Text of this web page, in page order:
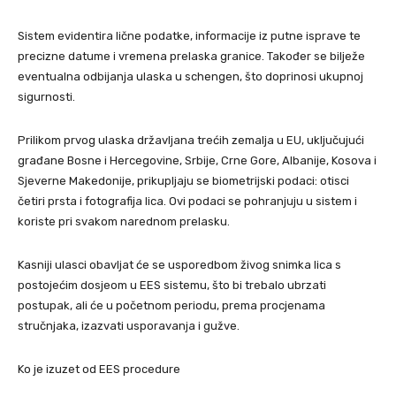
Sistem evidentira lične podatke, informacije iz putne isprave te
precizne datume i vremena prelaska granice. Također se bilježe
eventualna odbijanja ulaska u schengen, što doprinosi ukupnoj
sigurnosti.
Prilikom prvog ulaska državljana trećih zemalja u EU, uključujući
građane Bosne i Hercegovine, Srbije, Crne Gore, Albanije, Kosova i
Sjeverne Makedonije, prikupljaju se biometrijski podaci: otisci
četiri prsta i fotografija lica. Ovi podaci se pohranjuju u sistem i
koriste pri svakom narednom prelasku.
Kasniji ulasci obavljat će se usporedbom živog snimka lica s
postojećim dosjeom u EES sistemu, što bi trebalo ubrzati
postupak, ali će u početnom periodu, prema procjenama
stručnjaka, izazvati usporavanja i gužve.
Ko je izuzet od EES procedure